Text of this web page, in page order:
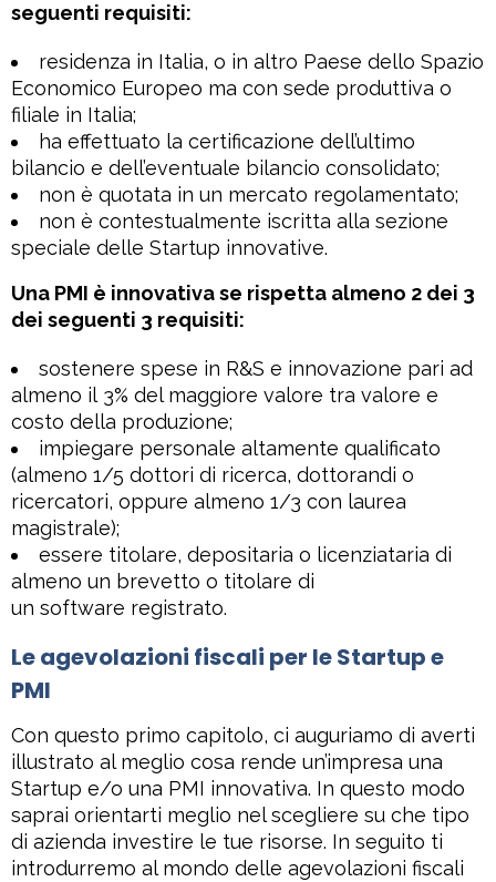
seguenti requisiti:
residenza in Italia, o in altro Paese dello Spazio
Economico Europeo ma con sede produttiva o
filiale in Italia;
ha effettuato la certificazione dell’ultimo
bilancio e dell’eventuale bilancio consolidato;
non è quotata in un mercato regolamentato;
non è contestualmente iscritta alla sezione
speciale delle Startup innovative.
Una PMI è innovativa se rispetta almeno 2 dei 3
dei seguenti 3 requisiti:
sostenere spese in R&S e innovazione pari ad
almeno il 3% del maggiore valore tra valore e
costo della produzione;
impiegare personale altamente qualificato
(almeno 1/5 dottori di ricerca, dottorandi o
ricercatori, oppure almeno 1/3 con laurea
magistrale);
essere titolare, depositaria o licenziataria di
almeno un brevetto o titolare di
un software registrato.
Le agevolazioni fiscali per le Startup e
PMI
Con questo primo capitolo, ci auguriamo di averti
illustrato al meglio cosa rende un’impresa una
Startup e/o una PMI innovativa. In questo modo
saprai orientarti meglio nel scegliere su che tipo
di azienda investire le tue risorse. In seguito ti
introdurremo al mondo delle agevolazioni fiscali